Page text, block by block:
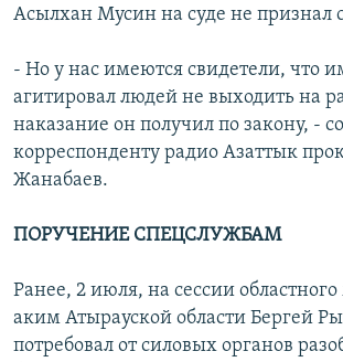
Асылхан Мусин на суде не признал
- Но у нас имеются свидетели, что
агитировал людей не выходить на
наказание он получил по закону, -
корреспонденту радио Азаттык
Жанабаев.
ПОРУЧЕНИЕ СПЕЦСЛУЖБАМ
Ранее, 2 июля, на сессии
аким Атырауской области Бергей
потребовал от силовых органов